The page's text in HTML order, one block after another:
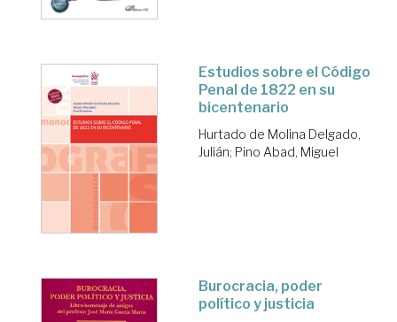
Estudios sobre el Código
Penal de 1822 en su
bicentenario
Hurtado de Molina Delgado,
Julián; Pino Abad, Miguel
Burocracia, poder
político y justicia